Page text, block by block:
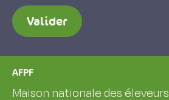
Valider
AFPF
Maison nationale des éleveurs